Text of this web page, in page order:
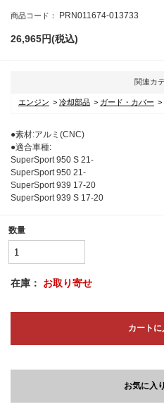
商品コード： PRN011674-013733
26,965円(税込)
関連カ
エンジン 冷却部品 ガード・カバー
●素材:アルミ(CNC)
●適合車種:
SuperSport 950 S 21-
SuperSport 950 21-
SuperSport 939 17-20
SuperSport 939 S 17-20
数量
在庫： お取り寄せ
カートに
お気に入